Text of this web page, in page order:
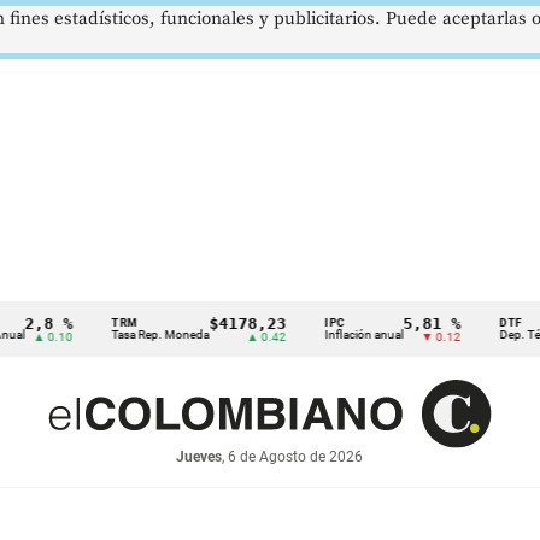
2,8 %
0.10 Tasa Rep. Moneda
$4178,23
▲ 0.42 Inflación anual
5,81 %
▼ 0.12 Dep.
Jueves, 6 de Agosto de 2026
estadísticos, funcionales y publicitarios. Puede aceptarlas